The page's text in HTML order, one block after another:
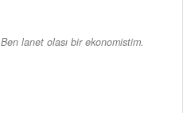
Ben lanet olası bir ekonomistim.